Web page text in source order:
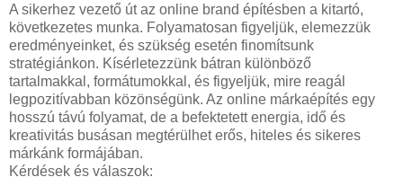
A sikerhez vezető út az online brand építésben a kitartó,
következetes munka. Folyamatosan figyeljük, elemezzük
eredményeinket, és szükség esetén finomítsunk
stratégiánkon. Kísérletezzünk bátran különböző
tartalmakkal, formátumokkal, és figyeljük, mire reagál
legpozitívabban közönségünk. Az online márkaépítés egy
hosszú távú folyamat, de a befektetett energia, idő és
kreativitás busásan megtérülhet erős, hiteles és sikeres
márkánk formájában.
Kérdések és válaszok: